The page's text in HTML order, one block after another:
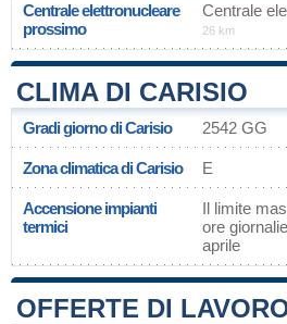
Centrale elettronucleare
prossimo
Centrale
26 km
CLIMA DI CARISIO
Gradi giorno di Carisio 2542 GG
Zona climatica di Carisio E
Accensione impianti
termici
Il limite
ore
aprile
OFFERTE DI